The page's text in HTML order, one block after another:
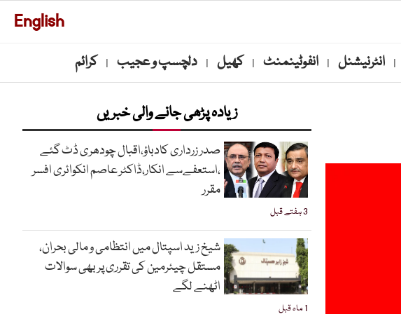
English
| انٹرنیشنل | انفوٹینمنٹ | کھیل | دلچسپ و عجیب | کرائم
زیادہ پڑھی جانے والی خبریں
3 ہفتے قبل
صدر زرداری کادباؤ،اقبال چودھری ڈٹ گئے
،استعفےسے انکار،ڈاکٹر عاصم انکوائری افسر
مقرر
1 ماہ قبل
شیخ زید اسپتال میں انتظامی و مالی بحران،
مستقل چیئرمین کی تقرری پر بھی سوالات
اٹھنے لگے